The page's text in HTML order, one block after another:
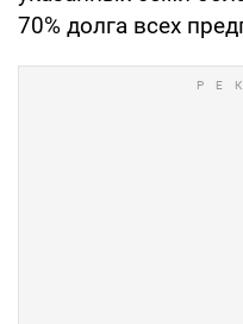
70% долга всех